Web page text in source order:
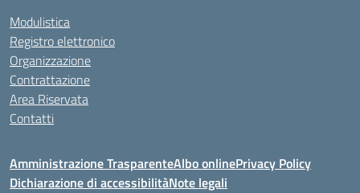
Modulistica
Registro elettronico
Organizzazione
Contrattazione
Area Riservata
Contatti
Amministrazione TrasparenteAlbo onlinePrivacy Policy
Dichiarazione di accessibilitàNote legali